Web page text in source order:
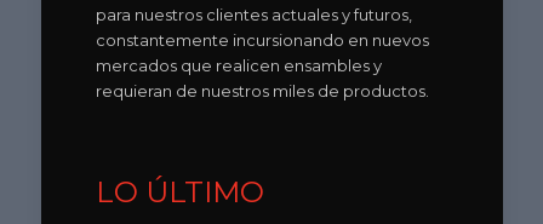
para nuestros clientes actuales y futuros,
constantemente incursionando en nuevos
mercados que realicen ensambles y
requieran de nuestros miles de productos.
LO ÚLTIMO